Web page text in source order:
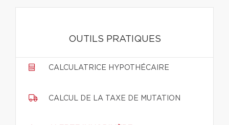
OUTILS PRATIQUES
CALCULATRICE HYPOTHÉCAIRE
CALCUL DE LA TAXE DE MUTATION